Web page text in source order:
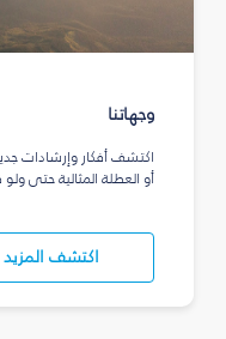
وجهاتنا
اكتشف أفكار وإرشادات
أو العطلة المثالية حتى
اكتشف المزيد